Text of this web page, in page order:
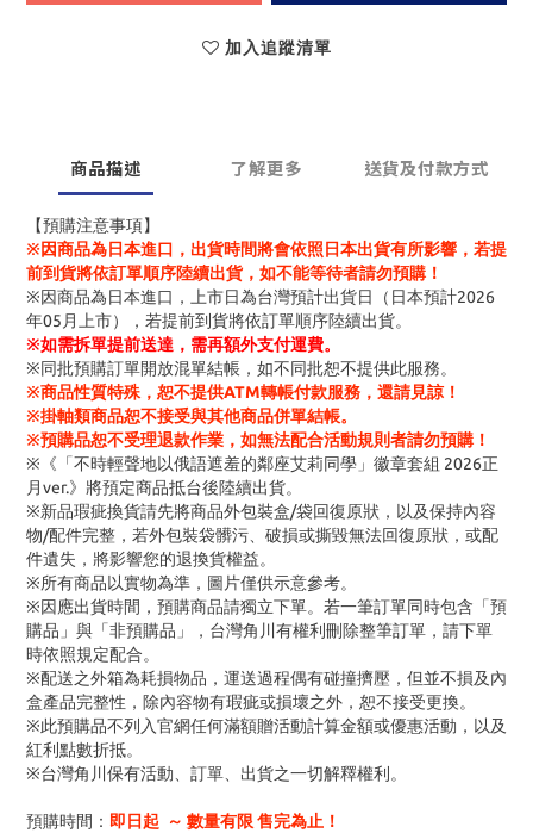
加入追蹤清單
商品描述 了解更多 送貨及付款方式
【預購注意事項】
※因商品為日本進口，出貨時間將會依照日本出貨有所影響，若提
前到貨將依訂單順序陸續出貨，如不能等待者請勿預購！
※因商品為日本進口，上市日為台灣預計出貨日（日本預計2026
年05月上市），若提前到貨將依訂單順序陸續出貨。
※如需拆單提前送達，需再額外支付運費。
※同批預購訂單開放混單結帳，如不同批恕不提供此服務。
※商品性質特殊，恕不提供ATM轉帳付款服務，還請見諒！
※掛軸類商品恕不接受與其他商品併單結帳。
※預購品恕不受理退款作業，如無法配合活動規則者請勿預購！
※《「不時輕聲地以俄語遮羞的鄰座艾莉同學」徽章套組 2026正
月ver.》將預定商品抵台後陸續出貨。
※新品瑕疵換貨請先將商品外包裝盒/袋回復原狀，以及保持內容
物/配件完整，若外包裝袋髒污、破損或撕毀無法回復原狀，或配
件遺失，將影響您的退換貨權益。
※所有商品以實物為準，圖片僅供示意參考。
※因應出貨時間，預購商品請獨立下單。若一筆訂單同時包含「預
購品」與「非預購品」，台灣角川有權利刪除整筆訂單，請下單
時依照規定配合。
※配送之外箱為耗損物品，運送過程偶有碰撞擠壓，但並不損及內
盒產品完整性，除內容物有瑕疵或損壞之外，恕不接受更換。
※此預購品不列入官網任何滿額贈活動計算金額或優惠活動，以及
紅利點數折抵。
※台灣角川保有活動、訂單、出貨之一切解釋權利。
預購時間： 即日起 ～ 數量有限 售完為止！